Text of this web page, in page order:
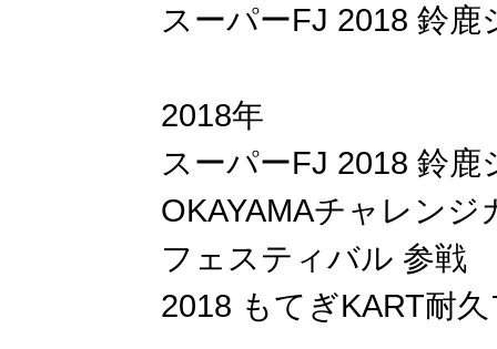
スーパーFJ 2018 鈴鹿
2018年
スーパーFJ 2018 鈴
OKAYAMAチャレン
フェスティバル 参戦
2018 もてぎKART耐